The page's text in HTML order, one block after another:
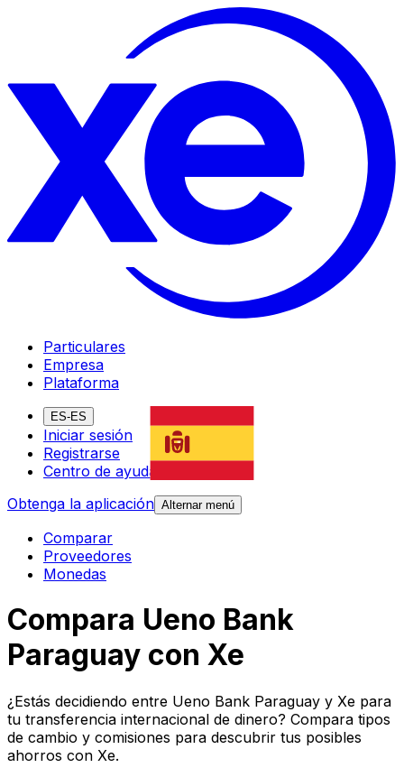
Particulares
Empresa
Plataforma
ES-ES
Iniciar sesión
Registrarse
Centro de ayuda
Obtenga la aplicación Alternar menú
Comparar
Proveedores
Monedas
Compara Ueno Bank
Paraguay con Xe
¿Estás decidiendo entre Ueno Bank Paraguay y Xe para
tu transferencia internacional de dinero? Compara tipos
de cambio y comisiones para descubrir tus posibles
ahorros con Xe.